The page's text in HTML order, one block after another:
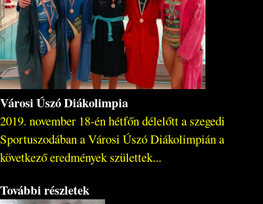
Városi Úszó Diákolimpia
2019. november 18-én hétfőn délelőtt a szegedi
Sportuszodában a Városi Úszó Diákolimpián a
következő eredmények születtek...
További részletek